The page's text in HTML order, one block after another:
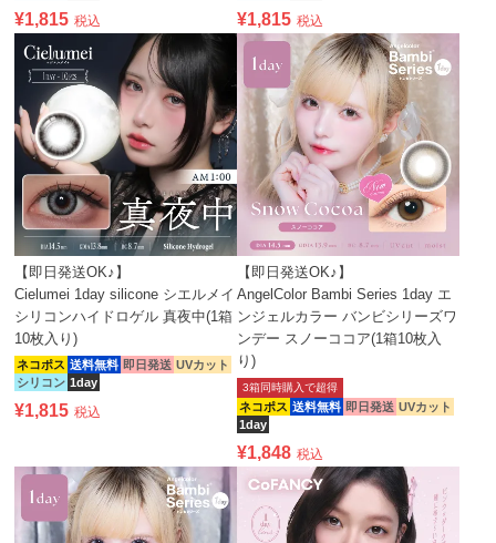
¥1,815 税込 ¥1,815 税込
【即日発送OK♪】
Cielumei 1day silicone シエルメイ
シリコンハイドロゲル 真夜中(1箱
10枚入り)
ネコポス 送料無料 即日発送 UVカット
シリコン 1day
¥1,815 税込
【即日発送OK♪】
AngelColor Bambi Series 1day エ
ンジェルカラー バンビシリーズワ
ンデー スノーココア(1箱10枚入
り)
ネコポス 送料無料 即日発送 UVカット
1day
3箱同時購入で超得
¥1,848 税込